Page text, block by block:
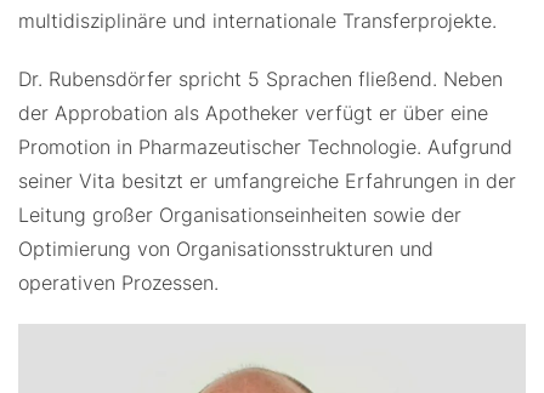
multidisziplinäre und internationale Transferprojekte.
Dr. Rubensdörfer spricht 5 Sprachen fließend. Neben
der Approbation als Apotheker verfügt er über eine
Promotion in Pharmazeutischer Technologie. Aufgrund
seiner Vita besitzt er umfangreiche Erfahrungen in der
Leitung großer Organisationseinheiten sowie der
Optimierung von Organisationsstrukturen und
operativen Prozessen.